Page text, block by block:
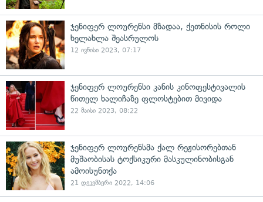
ჯენიფერ ლოურენსი მზადაა, ქეთნისის როლი
ხელახლა შეასრულოს
12 ივნისი 2023, 07:17
ჯენიფერ ლოურენსი კანის კინოფესტივალის
წითელ ხალიჩაზე ფლოსტებით მივიდა
22 მაისი 2023, 08:22
ჯენიფერ ლოურენსმა ქალ რეჟისორებთან
მუშაობისას ტოქსიკური მასკულინობისგან
ამოისუნთქა
21 დეკემბერი 2022, 14:06